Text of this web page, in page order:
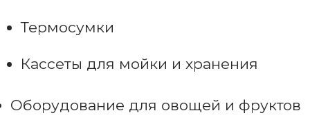
Термосумки
Кассеты для мойки и хранения
Оборудование для овощей и фруктов